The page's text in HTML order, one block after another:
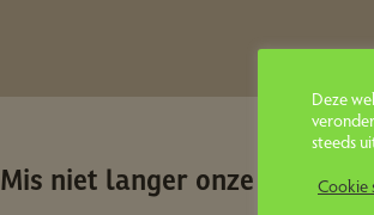
Mis niet langer onze tips
Deze
steeds
Cookie